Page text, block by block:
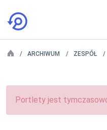
ARCHIWUM ZESPÓŁ
Portlety jest